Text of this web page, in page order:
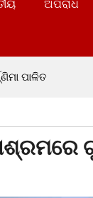
ଅପରାଧ
ପାଳିତ